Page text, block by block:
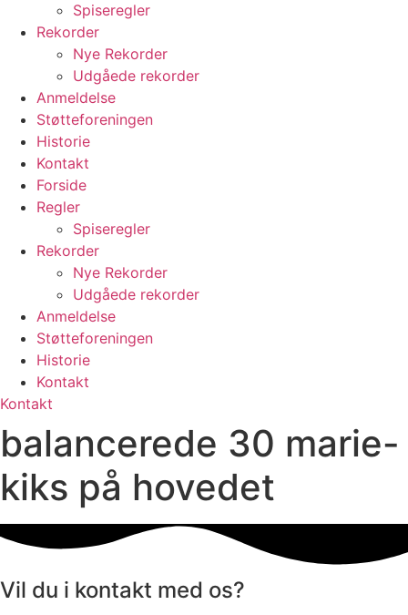
Spiseregler
Rekorder
Nye Rekorder
Udgåede rekorder
Anmeldelse
Støtteforeningen
Historie
Kontakt
Forside
Regler
Spiseregler
Rekorder
Nye Rekorder
Udgåede rekorder
Anmeldelse
Støtteforeningen
Historie
Kontakt
Kontakt
balancerede 30 marie-
kiks på hovedet
Vil du i kontakt med os?